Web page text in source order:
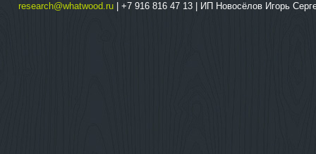
research@whatwood.ru | +7 916 816 47 13 | ИП Новосёлов Игорь